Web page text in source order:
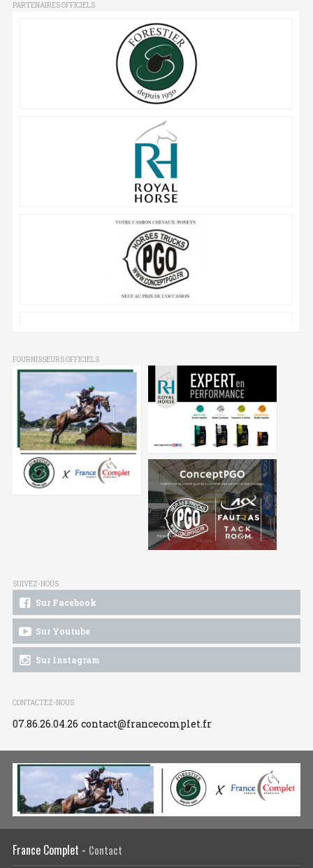
PARTENAIRES OFFICIELS
FOURNISSEURS OFFICIELS
SUIVEZ-NOUS
Sur Facebook
Sur Youtube
Sur Instagram
CONTACTEZ-NOUS
07.86.26.04.26 contact@francecomplet.fr
France Complet - Contact